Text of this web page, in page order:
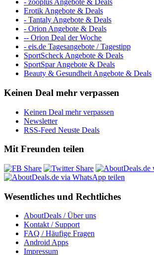
- zooplus Angebote & Deals
Erotik Angebote & Deals
- Tantaly Angebote & Deals
- Orion Angebote & Deals
-- Orion Deal der Woche
- eis.de Tagesangebote / Tagestipp
SportScheck Angebote & Deals
SportSpar Angebote & Deals
Beauty & Gesundheit Angebote & Deals
Keinen Deal mehr verpassen
Keinen Deal mehr verpassen
Newsletter
RSS-Feed Neuste Deals
Mit Freunden teilen
Wesentliches und Rechtliches
AboutDeals / Über uns
Kontakt / Support
FAQ / Häufige Fragen
Android Apps
Impressum